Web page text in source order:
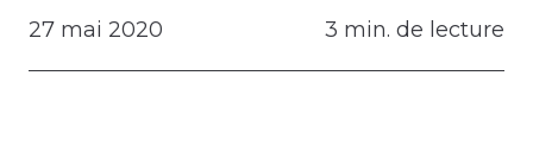
27 mai 2020 3 min. de lecture